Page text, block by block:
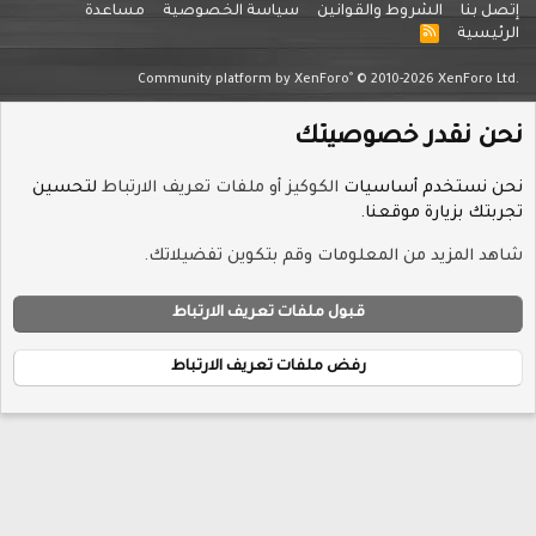
والقوانين سياسة الخصوصية مساعدة
R
S
Community platform by XenForo® © 2010-2026
خصوصيتك
أساسياتالكوكيز أو ملفات تعريف الارتباطلتحسين
موقعنا.
من المعلومات وقم بتكوين تفضيلاتك.
قبول ملفات تعريف الارتباط
رفض ملفات تعريف الارتباط